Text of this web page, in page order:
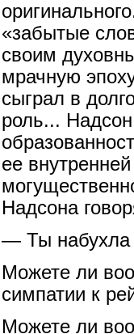
«забытые
своим
мрачную
сыграл в
роль...
ее
Надсона
— Ты набухла
Можете ли
симпатии к
Можете ли